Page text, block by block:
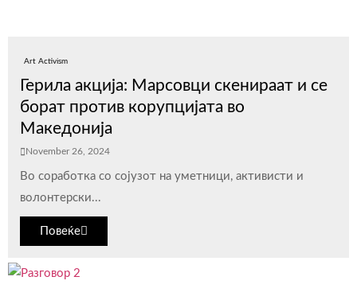
Art Activism
Герила акција: Марсовци скенираат и се
борат против корупцијата во
Македонија
November 26, 2024
Во соработка со сојузот на уметници, активисти и
волонтерски...
Повеќе